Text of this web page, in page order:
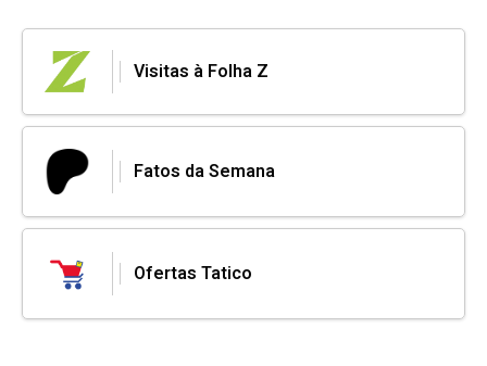
Visitas à Folha Z
Fatos da Semana
Ofertas Tatico